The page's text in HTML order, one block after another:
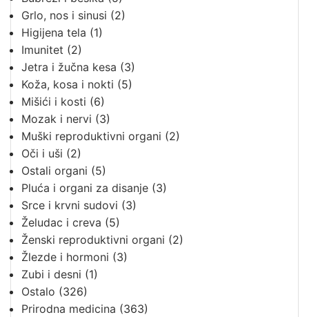
Grlo, nos i sinusi (2)
Higijena tela (1)
Imunitet (2)
Jetra i žučna kesa (3)
Koža, kosa i nokti (5)
Mišići i kosti (6)
Mozak i nervi (3)
Muški reproduktivni organi (2)
Oči i uši (2)
Ostali organi (5)
Pluća i organi za disanje (3)
Srce i krvni sudovi (3)
Želudac i creva (5)
Ženski reproduktivni organi (2)
Žlezde i hormoni (3)
Zubi i desni (1)
Ostalo (326)
Prirodna medicina (363)